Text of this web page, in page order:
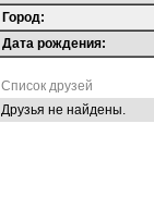
Город:
Дата рождения:
Список друзей
Друзья не найдены.